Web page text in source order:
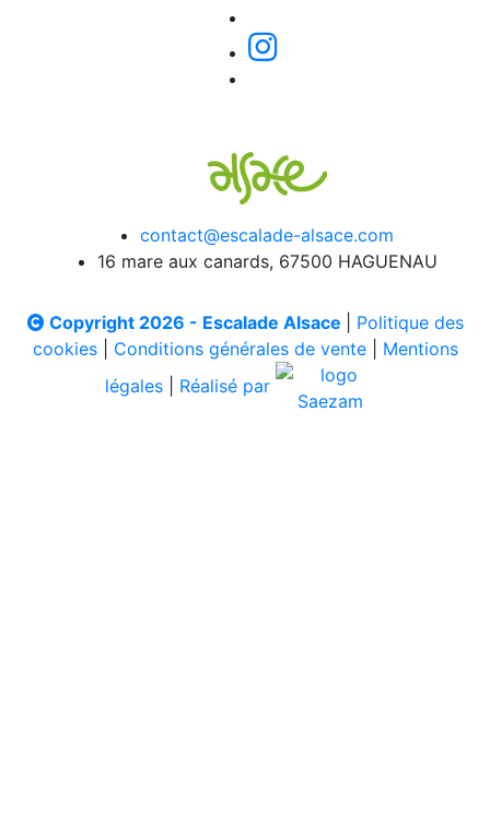
contact@escalade-alsace.com
16 mare aux canards, 67500 HAGUENAU
Copyright 2026 - Escalade Alsace
Politique des
cookies| Conditions générales de vente| Mentions
légales
Réalisé par